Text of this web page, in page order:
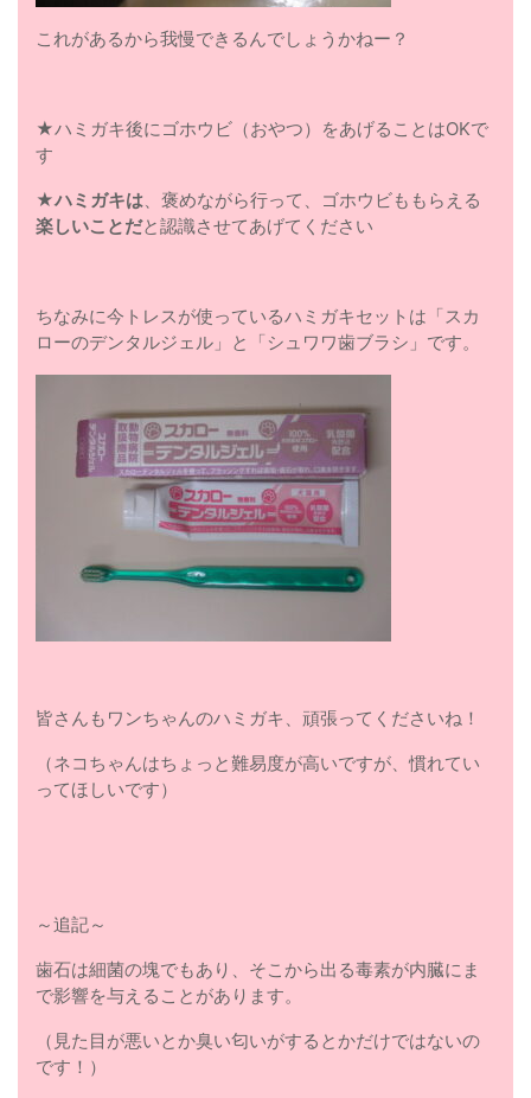
これがあるから我慢できるんでしょうかねー？
★ハミガキ後にゴホウビ（おやつ）をあげることはOKで
す
★ハミガキは 、褒めながら行って、ゴホウビももらえる
楽しいことだと認識させてあげてください
ちなみに今トレスが使っているハミガキセットは「スカ
ローのデンタルジェル」と「シュワワ歯ブラシ」です。
皆さんもワンちゃんのハミガキ、頑張ってくださいね！
（ネコちゃんはちょっと難易度が高いですが、慣れてい
ってほしいです）
～追記～
歯石は細菌の塊でもあり、そこから出る毒素が内臓にま
で影響を与えることがあります。
（見た目が悪いとか臭い匂いがするとかだけではないの
です！）